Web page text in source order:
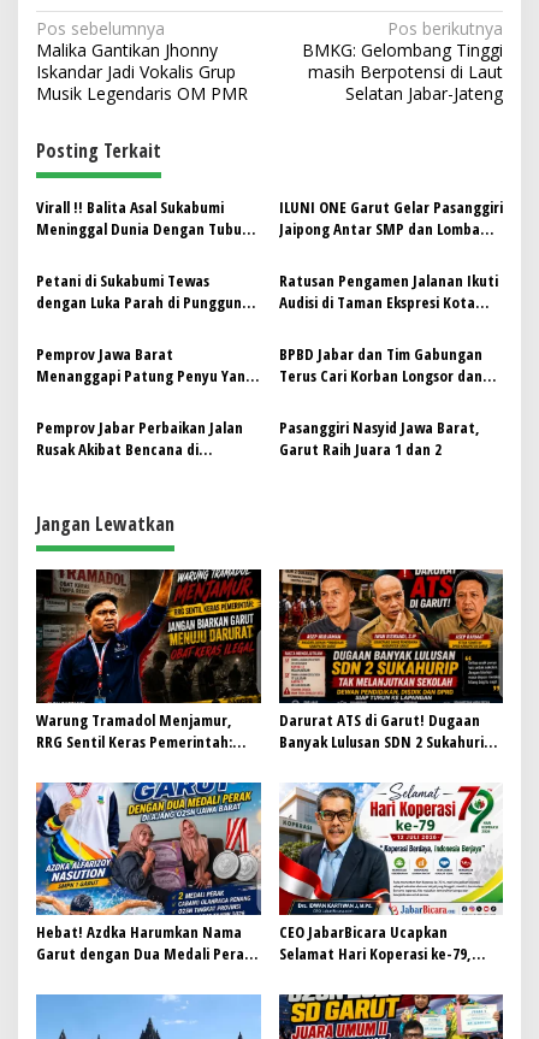
N
a
v
i
g
a
s
i
p
o
s
Pos sebelumnya
Malika Gantikan Jhonny
Iskandar Jadi Vokalis Grup
Musik Legendaris OM PMR
Pos berikutnya
BMKG: Gelombang Tinggi
masih Berpotensi di Laut
Selatan Jabar-Jateng
Posting Terkait
Virall !! Balita Asal Sukabumi
Meninggal Dunia Dengan Tubuh
ILUNI ONE Garut Gelar Pasanggiri
Jaipong Antar SMP dan Lomba
Petani di Sukabumi Tewas
dengan Luka Parah di Punggung,
saat Tidur di Gubuk
Ratusan Pengamen Jalanan Ikuti
Audisi di Taman Ekspresi Kota
Pemprov Jawa Barat
Menanggapi Patung Penyu Yang
BPBD Jabar dan Tim Gabungan
Terus Cari Korban Longsor dan
Pemprov Jabar Perbaikan Jalan
Rusak Akibat Bencana di
Pasanggiri Nasyid Jawa Barat,
Garut Raih Juara 1 dan 2
Jangan Lewatkan
Warung Tramadol Menjamur,
RRG Sentil Keras Pemerintah:
Darurat Obat Keras Ilegal
Darurat ATS di Garut! Dugaan
Banyak Lulusan SDN 2 Sukahurip
Pendidikan, Disdik dan DPRD Siap
Turun ke Lapangan
Hebat! Azdka Harumkan Nama
Garut dengan Dua Medali Perak
CEO JabarBicara Ucapkan
Selamat Hari Koperasi ke-79,
Kebangkitan Ekonomi Nasional